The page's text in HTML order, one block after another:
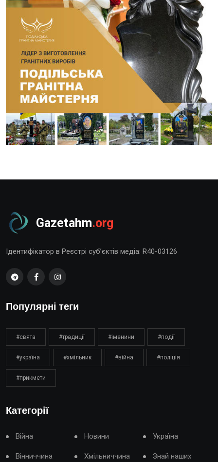
Gazetahm.org
Ідентифікатор в Реєстрі суб’єктів медіа: R40-03126
Популярні теги
#свята #традиції #іменини #події
#україна #хмільник #війна #поліція
#прикмети
Категорії
Війна Новини Україна
Вінниччина Хмільниччина Знай наших